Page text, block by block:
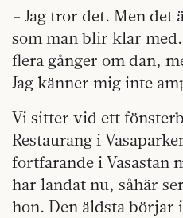
– Jag tror det. Men det
som man blir klar
flera gånger om dan,
Jag känner mig inte
Vi sitter vid ett
Restaurang i
fortfarande i Vasastan
har landat nu, såhär
hon. Den äldsta börjar